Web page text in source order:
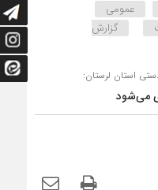
عمومی
گزارش
استان لرستان:
می‌شود